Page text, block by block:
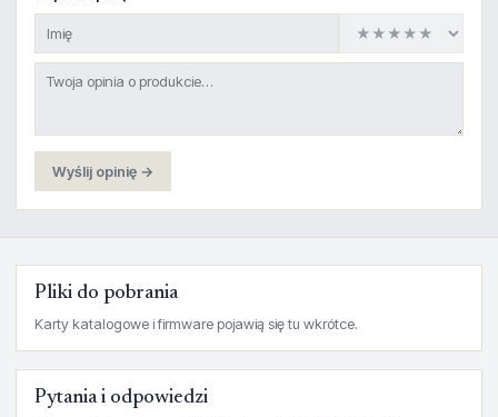
Wyślij opinię →
Pliki do pobrania
Karty katalogowe i firmware pojawią się tu wkrótce.
Pytania i odpowiedzi